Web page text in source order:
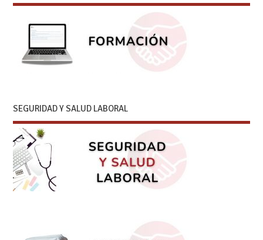
SEGURIDAD Y SALUD LABORAL